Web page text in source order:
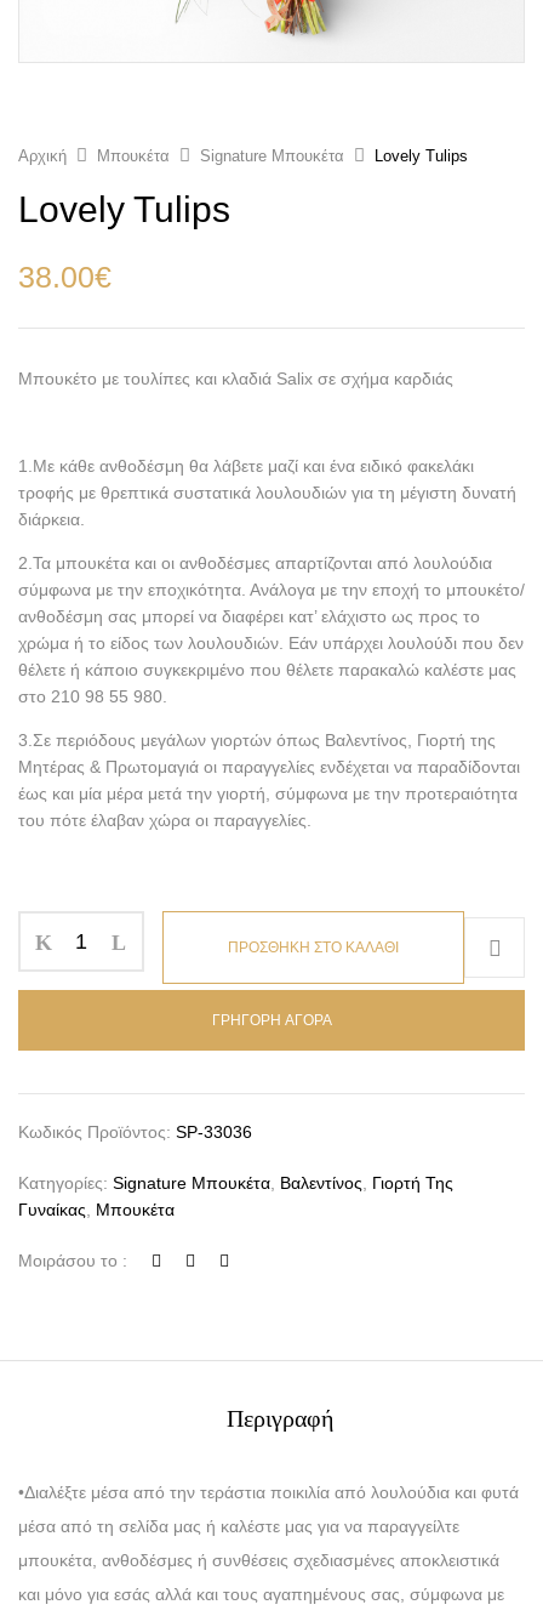
Αρχική Μπουκέτα Signature Μπουκέτα Lovely Tulips
Lovely Tulips
38.00€
Μπουκέτο με τουλίπες και κλαδιά Salix σε σχήμα καρδιάς
1.Με κάθε ανθοδέσμη θα λάβετε μαζί και ένα ειδικό φακελάκι
τροφής με θρεπτικά συστατικά λουλουδιών για τη μέγιστη δυνατή
διάρκεια.
2.Τα μπουκέτα και οι ανθοδέσμες απαρτίζονται από λουλούδια
σύμφωνα με την εποχικότητα. Ανάλογα με την εποχή το μπουκέτο/
ανθοδέσμη σας μπορεί να διαφέρει κατ’ ελάχιστο ως προς το
χρώμα ή το είδος των λουλουδιών. Εάν υπάρχει λουλούδι που δεν
θέλετε ή κάποιο συγκεκριμένο που θέλετε παρακαλώ καλέστε μας
στο 210 98 55 980.
3.Σε περιόδους μεγάλων γιορτών όπως Βαλεντίνος, Γιορτή της
Μητέρας & Πρωτομαγιά οι παραγγελίες ενδέχεται να παραδίδονται
έως και μία μέρα μετά την γιορτή, σύμφωνα με την προτεραιότητα
του πότε έλαβαν χώρα οι παραγγελίες.
ΠΡΟΣΘΗΚΗ ΣΤΟ ΚΑΛΑΘΙ
ΓΡΗΓΟΡΗ ΑΓΟΡΑ
Κωδικός Προϊόντος: SP-33036
Κατηγορίες: Signature Μπουκέτα, Βαλεντίνος, Γιορτή Της
Γυναίκας, Μπουκέτα
Μοιράσου το :
Περιγραφή
•Διαλέξτε μέσα από την τεράστια ποικιλία από λουλούδια και φυτά
μέσα από τη σελίδα μας ή καλέστε μας για να παραγγείλτε
μπουκέτα, ανθοδέσμες ή συνθέσεις σχεδιασμένες αποκλειστικά
και μόνο για εσάς αλλά και τους αγαπημένους σας, σύμφωνα με